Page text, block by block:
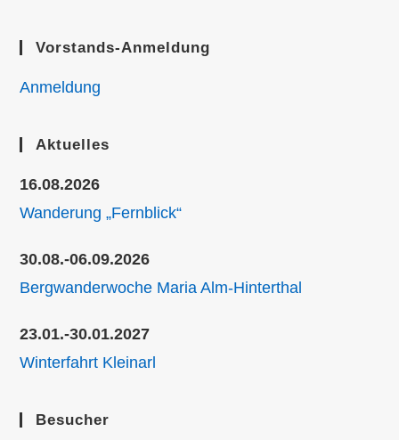
Vorstands-Anmeldung
Anmeldung
Aktuelles
16.08.2026
Wanderung „Fernblick“
30.08.-06.09.2026
Bergwanderwoche Maria Alm-Hinterthal
23.01.-30.01.2027
Winterfahrt Kleinarl
Besucher